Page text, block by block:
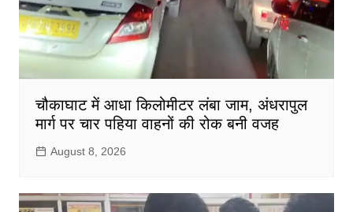
चौकाघाट में आधा किलोमीटर लंबा जाम, अंधरापुल
मार्ग पर चार पहिया वाहनों की रोक बनी वजह
August 8, 2026